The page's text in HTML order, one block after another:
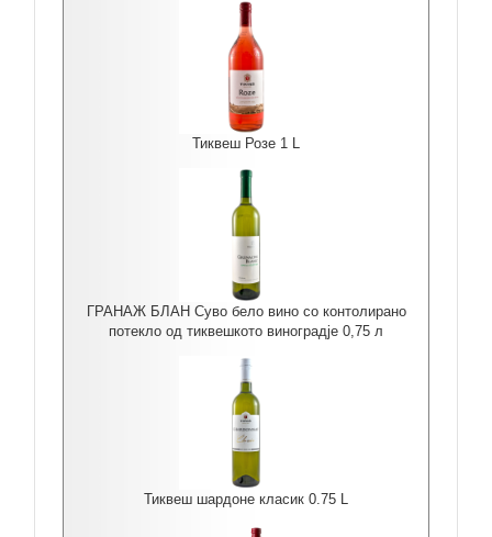
Тиквеш Розе 1 L
ГРАНАЖ БЛАН Суво бело вино со контолирано
потекло од тиквешкото виноградје 0,75 л
Тиквеш шардоне класик 0.75 L